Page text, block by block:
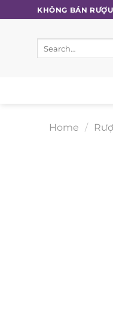
to
content
KHÔNG BÁN
Home